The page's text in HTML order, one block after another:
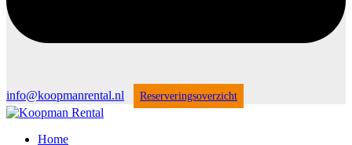
info@koopmanrental.nl Reserveringsoverzicht
Home